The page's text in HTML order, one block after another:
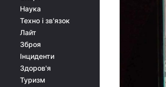
Наука
Техно і зв'язок
Лайт
Зброя
Інциденти
Здоров'я
Туризм